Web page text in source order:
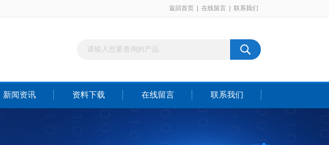
返回首页 在线留言 联系我们
新闻资讯 资料下载 在线留言 联系我们